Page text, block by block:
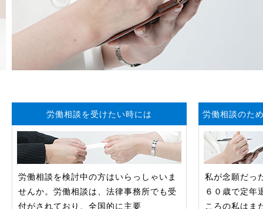
労働相談を受けたい時には
労働相談を検討中の方はいらっしゃいま
せんか。労働相談は、法律事務所でも受
付がされており、全国的に主要
労働相談のた
私が念願だっ
６０歳で定年
ころの私はま